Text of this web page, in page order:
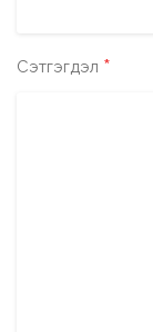
Сэтгэгдэл *